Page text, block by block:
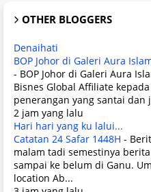
OTHER BLOGGERS
Denaihati
BOP Johor di Galeri Aura
- BOP Johor di Galeri Aura
Bisnes Global Affiliate
penerangan yang santai dan
2 jam yang lalu
Hari hari yang ku lalui...
Catatan 24 Safar 1448H -
malam tadi semestinya
sampai ke belum di Ganu.
location Ab...